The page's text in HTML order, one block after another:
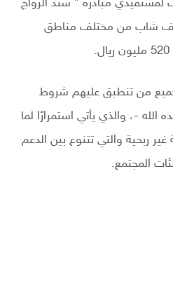
لمستفيدي مبادرة ” سند الزواج
تجاوز عددهم 26 ألف شاب من مختلف مناطق
جميع من تنطبق عليهم شروط
الله -، والذي يأتي استمرارًا لما
ربحية والتي تتنوع بين الدعم
المجتمع.